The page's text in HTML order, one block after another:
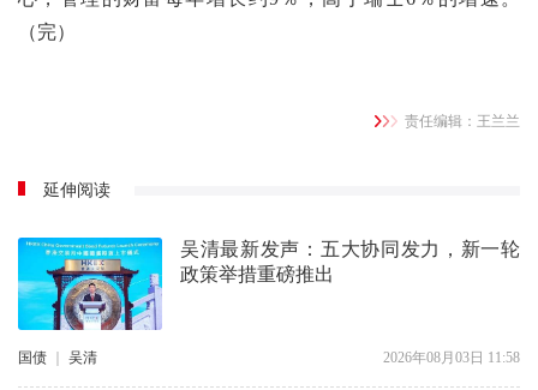
（完）
责任编辑：王兰兰
延伸阅读
吴清最新发声：五大协同发力，新一轮
政策举措重磅推出
国债 ｜ 吴清 2026年08月03日 11:58